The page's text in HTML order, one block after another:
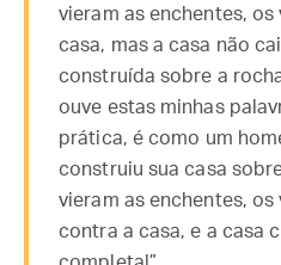
vieram as enchentes,
casa, mas a casa não
construída sobre a
ouve estas minhas
prática, é como um
construiu sua casa
vieram as enchentes,
contra a casa, e a casa